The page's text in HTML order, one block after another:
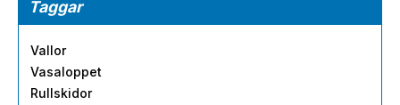
Taggar
Vallor
Vasaloppet
Rullskidor